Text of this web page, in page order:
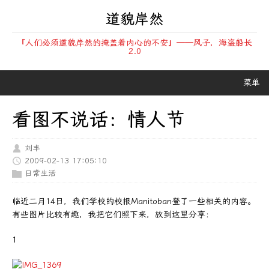
道貌岸然
『人们必须道貌岸然的掩盖着内心的不安』——风子，海盗船长
2.0
菜单
看图不说话：情人节
刘丰
2009-02-13 17:05:10
日常生活
临近二月14日，我们学校的校报Manitoban登了一些相关的内容。
有些图片比较有趣，我把它们照下来，放到这里分享：
1